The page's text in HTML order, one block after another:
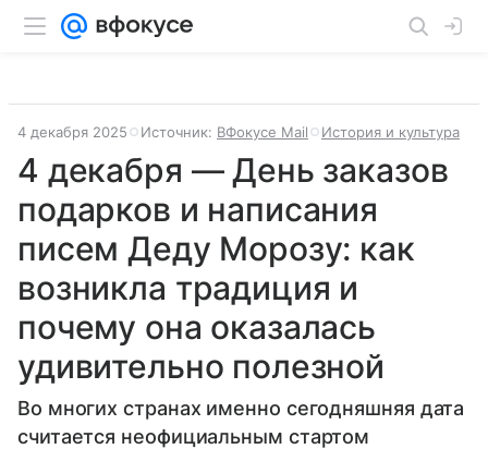
4 декабря 2025 Источник: ВФокусе Mail История и культура
4 декабря — День заказов
подарков и написания
писем Деду Морозу: как
возникла традиция и
почему она оказалась
удивительно полезной
Во многих странах именно сегодняшняя дата
считается неофициальным стартом